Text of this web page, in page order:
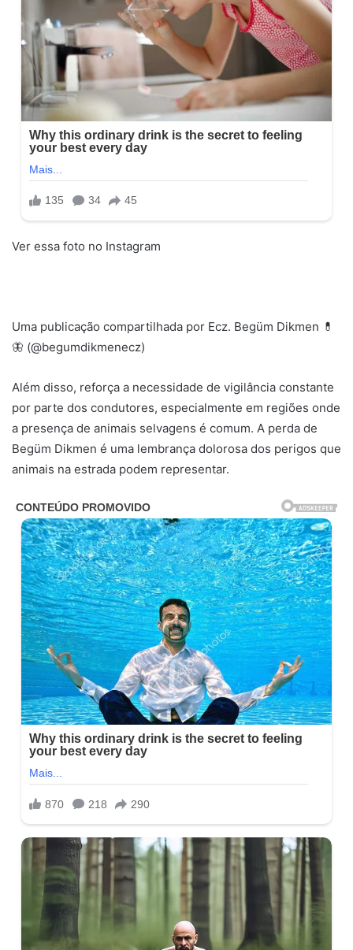
Ver essa foto no Instagram
Uma publicação compartilhada por Ecz. Begüm Dikmen 💊
🦋 (@begumdikmenecz)
Além disso, reforça a necessidade de vigilância constante
por parte dos condutores, especialmente em regiões onde
a presença de animais selvagens é comum. A perda de
Begüm Dikmen é uma lembrança dolorosa dos perigos que
animais na estrada podem representar.